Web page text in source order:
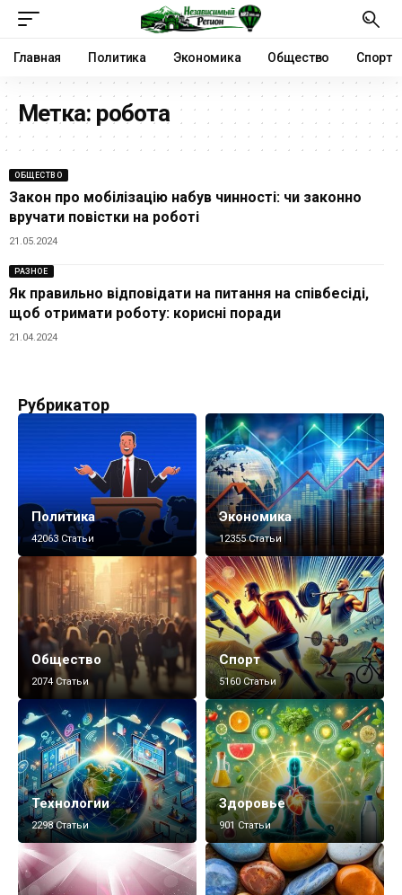
Главная Политика Экономика Общество Спорт
Метка: робота
ОБЩЕСТВО
Закон про мобілізацію набув чинності: чи законно
вручати повістки на роботі
21.05.2024
РАЗНОЕ
Як правильно відповідати на питання на співбесіді,
щоб отримати роботу: корисні поради
21.04.2024
Рубрикатор
Политика
42063 Статьи
Экономика
12355 Статьи
Общество
2074 Статьи
Спорт
5160 Статьи
Технологии
2298 Статьи
Здоровье
901 Статьи